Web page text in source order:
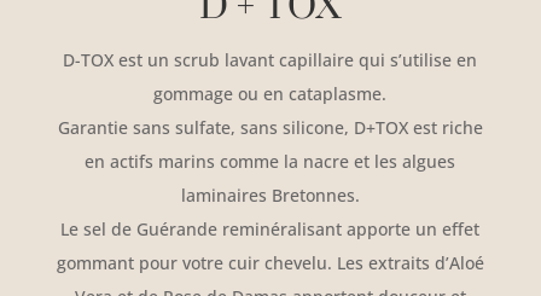
D-TOX est un scrub lavant capillaire qui s’utilise en
gommage ou en cataplasme.
Garantie sans sulfate, sans silicone, D+TOX est riche
en actifs marins comme la nacre et les algues
laminaires Bretonnes.
Le sel de Guérande reminéralisant apporte un effet
gommant pour votre cuir chevelu. Les extraits d’Aloé